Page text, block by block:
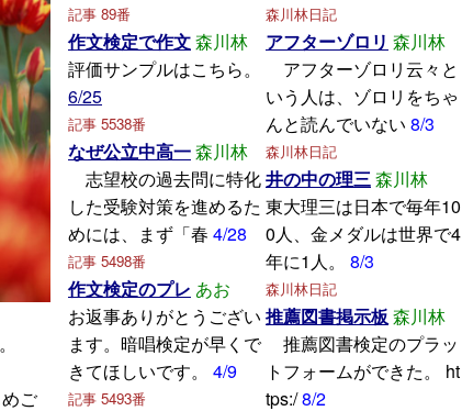
ご
記事 89番
作文検定で作文森川林
評価サンプルはこちら。
6/25
記事 5538番
なぜ公立中高一森川林
志望校の過去問に特化
した受験対策を進めるた
めには、まず「春 4/28
記事 5498番
作文検定のプレ あお
お返事ありがとうござい
ます。暗唱検定が早くで
きてほしいです。
4/9
記事 5493番
森川林日記
アフターゾロリ 森川林
アフターゾロリ云々と
いう人は、ゾロリをちゃ
んと読んでいない 8/3
森川林日記
井の中の理三森川林
東大理三は日本で毎年10
0人、金メダルは世界で4
年に1人。 8/3
森川林日記
推薦図書掲示板森川林
推薦図書検定のプラッ
トフォームができた。 ht
tps:/8/2